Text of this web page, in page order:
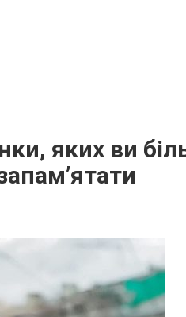
яких ви